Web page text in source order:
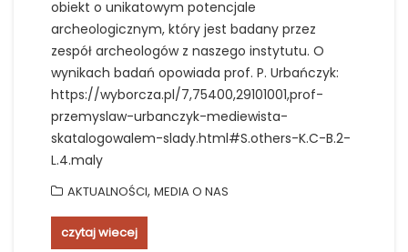
obiekt o unikatowym potencjale
archeologicznym, który jest badany przez
zespół archeologów z naszego instytutu. O
wynikach badań opowiada prof. P. Urbańczyk:
https://wyborcza.pl/7,75400,29101001,prof-
przemyslaw-urbanczyk-mediewista-
skatalogowalem-slady.html#S.others-K.C-B.2-
L.4.maly
AKTUALNOŚCI, MEDIA O NAS
czytaj wiecej